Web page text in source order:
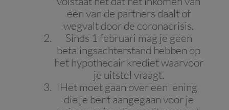
één van de partners daalt of
wegvalt door de coronacrisis.
Sinds 1 februari mag je geen
betalingsachterstand hebben op
het hypothecair krediet waarvoor
je uitstel vraagt.
Het moet gaan over een lening
die je bent aangegaan voor je